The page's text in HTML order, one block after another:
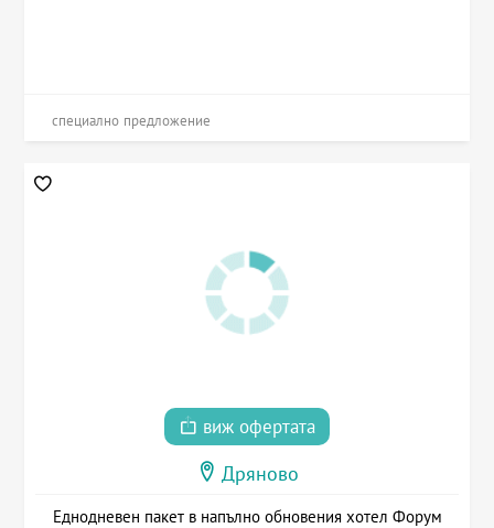
специално предложение
виж офертата
Дряново
Еднодневен пакет в напълно обновения хотел Форум